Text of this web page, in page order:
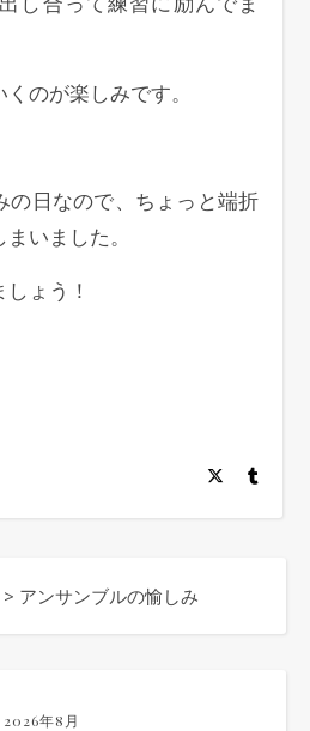
のが楽しみです。
の日なので、ちょっと端折
いました。
ょう！
> アンサンブルの愉しみ
2026年8月